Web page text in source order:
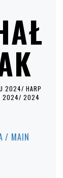
2024/ HARP
2024/ 2024
/ MAIN